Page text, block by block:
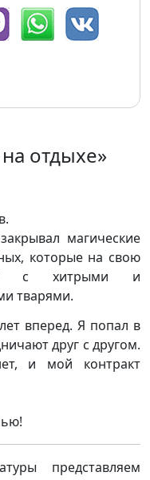
отдыхе»
магические
которые на свою
с хитрыми и
тварями.
вперед. Я попал в
друг с другом.
и мой контракт
представляем